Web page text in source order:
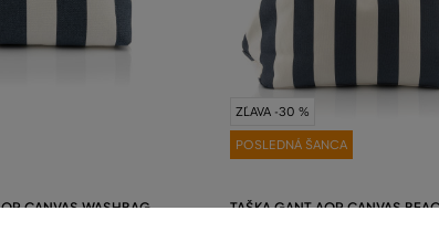
CANVAS WASHBAG
ZĽAVA -30 %
POSLEDNÁ ŠANCA
TAŠKA GANT AOP CANVAS